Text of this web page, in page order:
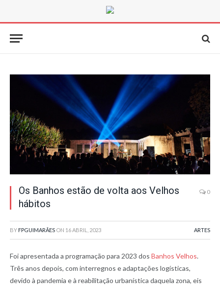
Os Banhos estão de volta aos Velhos
hábitos
0
BY FPGUIMARÃES ON 16 ABRIL, 2023 ARTES
Foi apresentada a programação para 2023 dos Banhos Velhos.
Três anos depois, com interregnos e adaptações logísticas,
devido à pandemia e à reabilitação urbanística daquela zona, eis